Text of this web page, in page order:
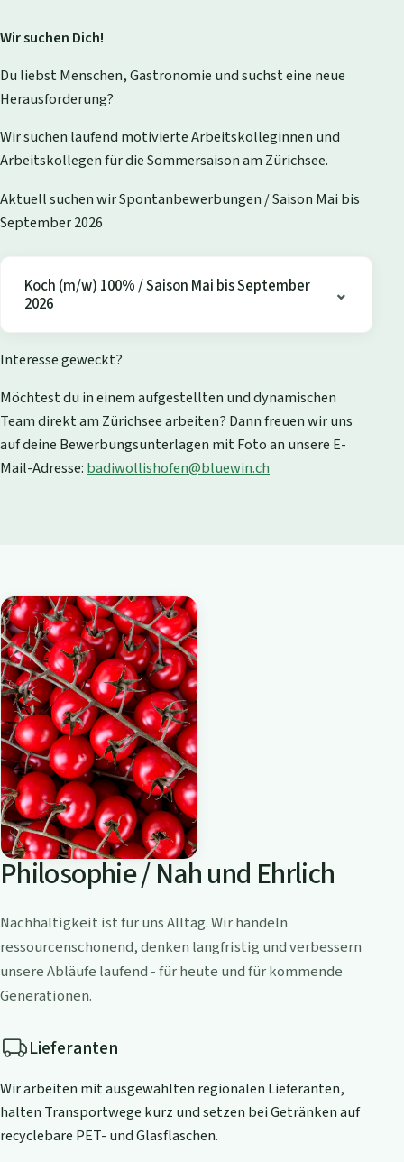
Wir suchen Dich!
Du liebst Menschen, Gastronomie und suchst eine neue
Herausforderung?
Wir suchen laufend motivierte Arbeitskolleginnen und
Arbeitskollegen für die Sommersaison am Zürichsee.
Aktuell suchen wir Spontanbewerbungen / Saison Mai bis
September 2026
Koch (m/w) 100% / Saison Mai bis September
2026
Interesse geweckt?
Möchtest du in einem aufgestellten und dynamischen
Team direkt am Zürichsee arbeiten? Dann freuen wir uns
auf deine Bewerbungsunterlagen mit Foto an unsere E-
Mail-Adresse:badiwollishofen@bluewin.ch
Philosophie / Nah und Ehrlich
Nachhaltigkeit ist für uns Alltag. Wir handeln
ressourcenschonend, denken langfristig und verbessern
unsere Abläufe laufend - für heute und für kommende
Generationen.
Lieferanten
Wir arbeiten mit ausgewählten regionalen Lieferanten,
halten Transportwege kurz und setzen bei Getränken auf
recyclebare PET- und Glasflaschen.